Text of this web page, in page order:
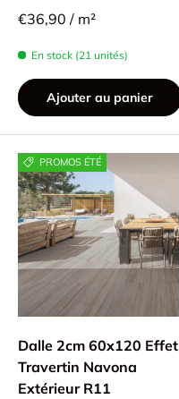
€36,90 / m²
En stock (21 unités)
Ajouter au panier
PROMOS ÉTÉ
Dalle 2cm 60x120 Effet
Travertin Navona
Extérieur R11